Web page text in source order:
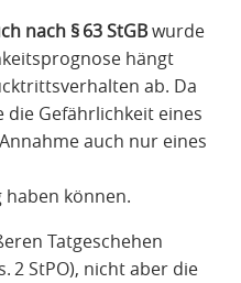
nach § 63 StGBwurde
hängt
ab. Da
Gefährlichkeit eines
auch nur eines
können.
Tatgeschehen
2 StPO), nicht aber die